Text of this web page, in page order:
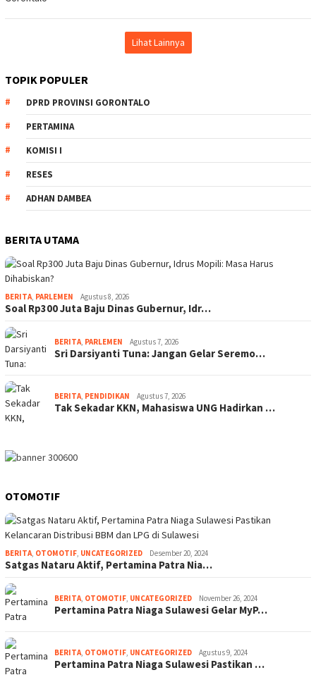
Lihat Lainnya
TOPIK POPULER
DPRD PROVINSI GORONTALO
PERTAMINA
KOMISI I
RESES
ADHAN DAMBEA
BERITA UTAMA
BERITA, PARLEMEN Agustus 8, 2026
Soal Rp300 Juta Baju Dinas Gubernur, Idr…
BERITA, PARLEMEN Agustus 7, 2026
Sri Darsiyanti Tuna: Jangan Gelar Seremo…
BERITA, PENDIDIKAN Agustus 7, 2026
Tak Sekadar KKN, Mahasiswa UNG Hadirkan …
OTOMOTIF
BERITA, OTOMOTIF, UNCATEGORIZED Desember 20, 2024
Satgas Nataru Aktif, Pertamina Patra Nia…
BERITA, OTOMOTIF, UNCATEGORIZED November 26, 2024
Pertamina Patra Niaga Sulawesi Gelar MyP…
BERITA, OTOMOTIF, UNCATEGORIZED Agustus 9, 2024
Pertamina Patra Niaga Sulawesi Pastikan …